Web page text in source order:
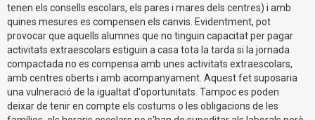
tenen els consells escolars, els pares i mares dels centres) i amb
quines mesures es compensen els canvis. Evidentment, pot
provocar que aquells alumnes que no tinguin capacitat per pagar
activitats extraescolars estiguin a casa tota la tarda si la jornada
compactada no es compensa amb unes activitats extraescolars,
amb centres oberts i amb acompanyament. Aquest fet suposaria
una vulneració de la igualtat d'oportunitats. Tampoc es poden
deixar de tenir en compte els costums o les obligacions de les